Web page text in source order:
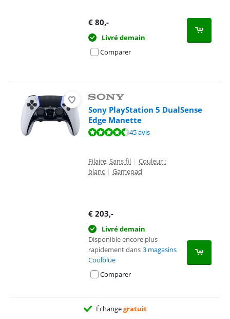
€ 80,-
Livré demain
Comparer
Sony PlayStation 5 DualSense
Edge Manette
La note est de 9,1 sur 10, basée sur 45 avis.45 avis
Filaire, Sans fil | Couleur :
blanc | Gamepad
€ 203,-
Livré demain
Disponible encore plus
rapidement dans 3 magasins
Coolblue
Comparer
Échangegratuit